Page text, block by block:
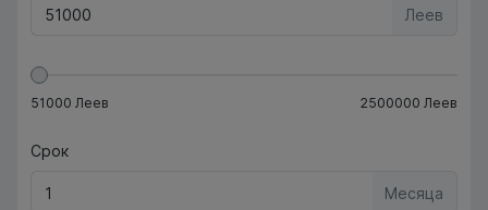
Леев
51000 Леев 2500000 Леев
Срок
Месяца